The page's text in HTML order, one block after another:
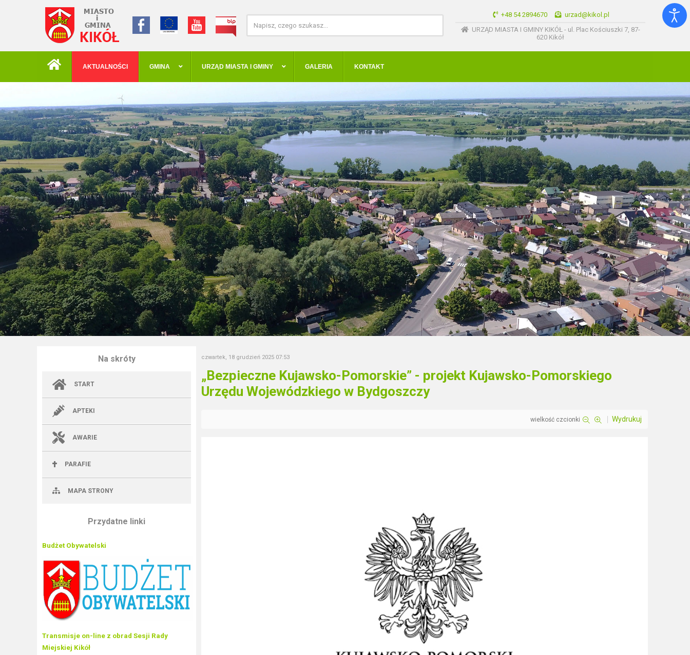
+48 54 2894670
urzad@kikol.pl
URZĄD MIASTA I GMINY KIKÓŁ - ul. Plac Kościuszki 7, 87-
620 Kikół
AKTUALNOŚCI GMINA URZĄD MIASTA I GMINY GALERIA KONTAKT
Na skróty
START
APTEKI
AWARIE
PARAFIE
MAPA STRONY
Przydatne linki
Budżet Obywatelski
Transmisje on-line z obrad Sesji Rady
Miejskiej Kikół
czwartek, 18 grudzień 2025 07:53
„Bezpieczne Kujawsko-Pomorskie” - projekt Kujawsko-Pomorskiego
Urzędu Wojewódzkiego w Bydgoszczy
wielkość czcionki Wydrukuj